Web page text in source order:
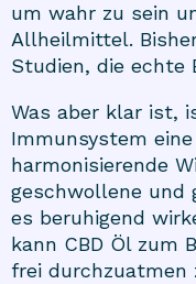
um wahr zu sein
Allheilmittel.
Studien, die echte
Was aber klar ist,
Immunsystem
harmonisierende
geschwollene und
es beruhigend
kann CBD Öl zum
frei durchzuatmen